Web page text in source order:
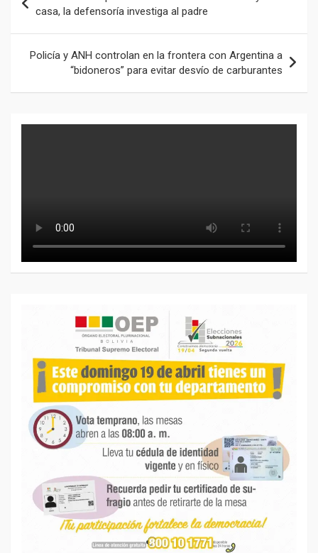
de
entradas
casa, la defensoría investiga al padre
Policía y ANH controlan en la frontera con Argentina a
“bidoneros” para evitar desvío de carburantes